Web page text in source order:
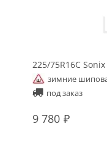
225/75R16C
зимние
под заказ
9 780